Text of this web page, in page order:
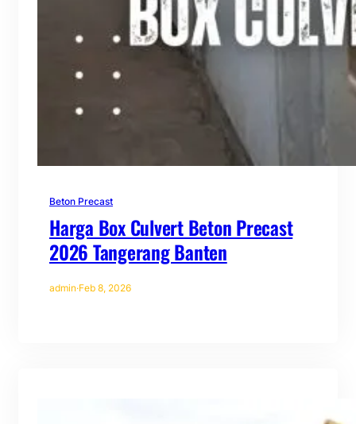
Beton Precast
Harga Box Culvert Beton Precast
2026 Tangerang Banten
admin·Feb 8, 2026